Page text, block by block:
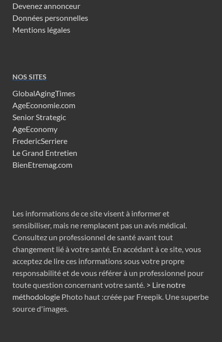
Devenez annonceur
Données personnelles
Mentions légales
NOS SITES
GlobalAgingTimes
AgeEconomie.com
Senior Strategic
AgeEconomy
FredericSerriere
Le Grand Entretien
BienEtremag.com
Les informations de ce site visent à informer et
sensibiliser, mais ne remplacent pas un avis médical.
Consultez un professionnel de santé avant tout
changement lié à votre santé. En accédant à ce site, vous
acceptez de lire ces informations sous votre propre
responsabilité et de vous référer à un professionnel pour
toute question concernant votre santé. > Lire notre
méthodologie Photo haut :créée par Freepik. Une superbe
source d'images.